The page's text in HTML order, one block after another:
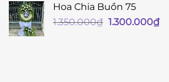
Hoa Chia Buồn 75
1.350.000₫ Giá
1.300.000₫Giá